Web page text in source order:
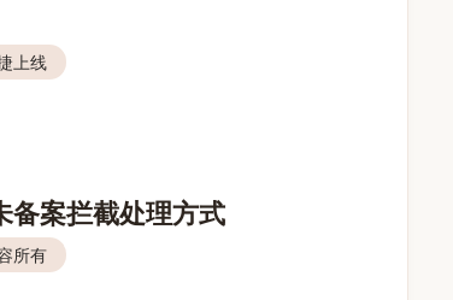
上线
备案拦截处理方式
所有